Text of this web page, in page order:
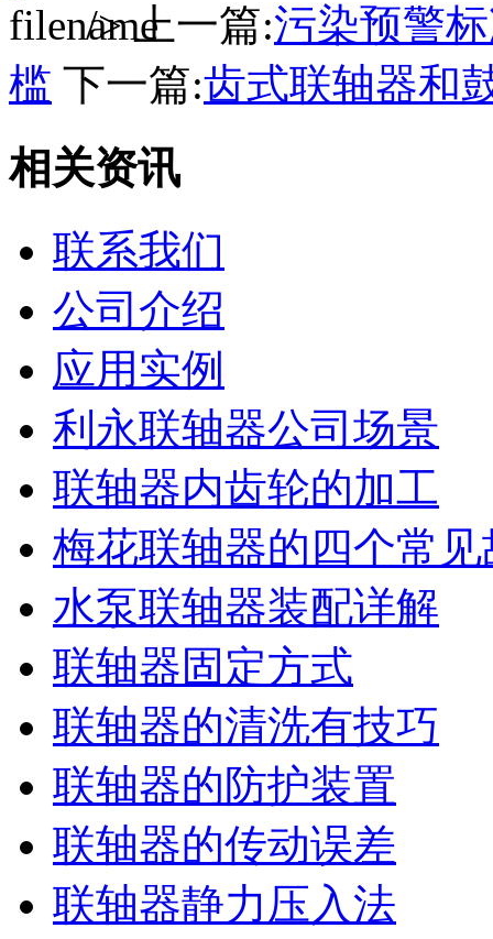
/> 上一篇:污染预警
槛 下一篇:齿式联轴器和
相关资讯
联系我们
公司介绍
应用实例
利永联轴器公司场景
联轴器内齿轮的加工
梅花联轴器的四个常
水泵联轴器装配详解
联轴器固定方式
联轴器的清洗有技巧
联轴器的防护装置
联轴器的传动误差
联轴器静力压入法